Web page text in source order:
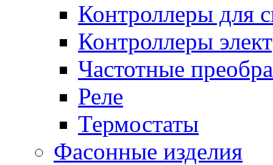
Контроллеры для
Контроллеры
Частотные
Реле
Термостаты
Фасонные изделия